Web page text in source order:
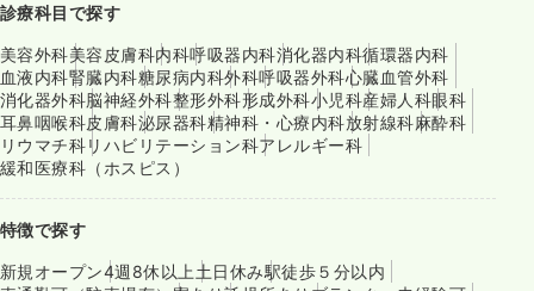
診療科目で探す
美容外科美容皮膚科内科呼吸器内科消化器内科循環器内科
血液内科腎臓内科糖尿病内科外科呼吸器外科心臓血管外科
消化器外科脳神経外科整形外科形成外科小児科産婦人科眼科
耳鼻咽喉科皮膚科泌尿器科精神科・心療内科放射線科麻酔科
リウマチ科リハビリテーション科アレルギー科
緩和医療科（ホスピス）
特徴で探す
新規オープン4週8休以上 土日休み駅徒歩５分以内